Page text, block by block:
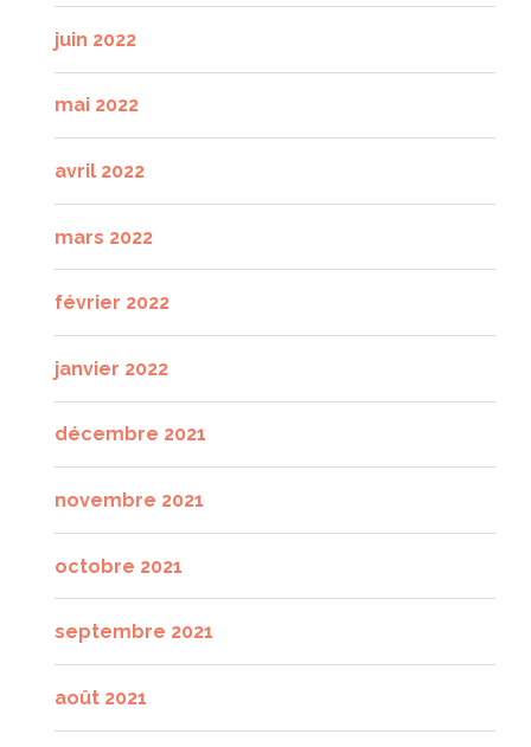
juin 2022
mai 2022
avril 2022
mars 2022
février 2022
janvier 2022
décembre 2021
novembre 2021
octobre 2021
septembre 2021
août 2021